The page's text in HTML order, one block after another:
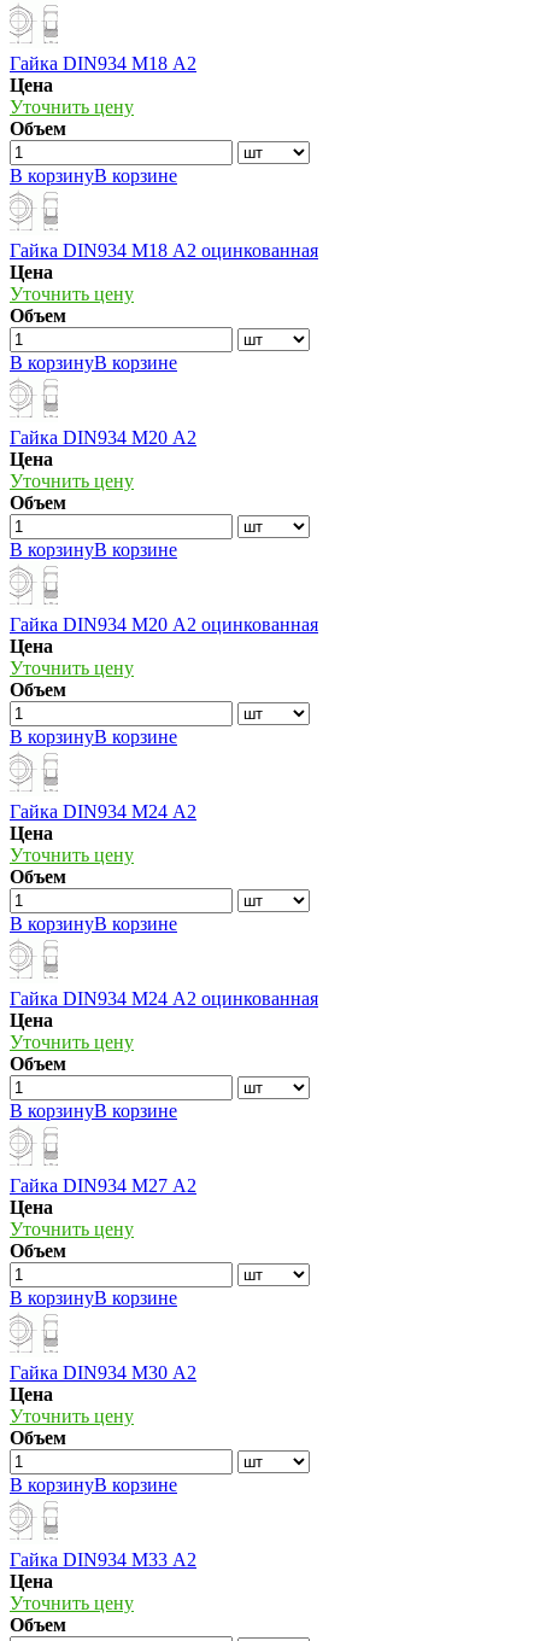
Гайка DIN934 М18 А2
Цена
Уточнить цену
Объем
В корзинуВ корзине
Гайка DIN934 М18 А2 оцинкованная
Цена
Уточнить цену
Объем
В корзинуВ корзине
Гайка DIN934 М20 А2
Цена
Уточнить цену
Объем
В корзинуВ корзине
Гайка DIN934 М20 А2 оцинкованная
Цена
Уточнить цену
Объем
В корзинуВ корзине
Гайка DIN934 М24 А2
Цена
Уточнить цену
Объем
В корзинуВ корзине
Гайка DIN934 М24 А2 оцинкованная
Цена
Уточнить цену
Объем
В корзинуВ корзине
Гайка DIN934 М27 А2
Цена
Уточнить цену
Объем
В корзинуВ корзине
Гайка DIN934 М30 А2
Цена
Уточнить цену
Объем
В корзинуВ корзине
Гайка DIN934 М33 А2
Цена
Уточнить цену
Объем